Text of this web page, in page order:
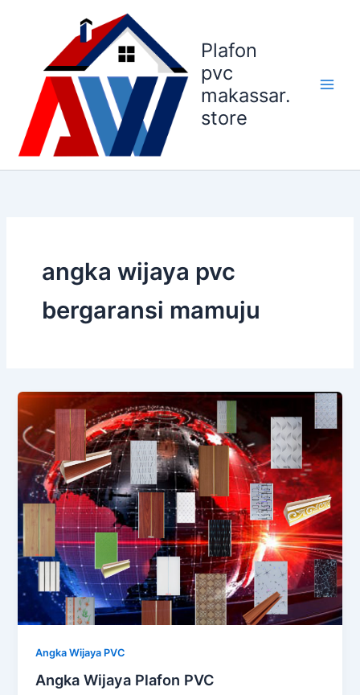
Plafon
pvc
makassar.
store
angka wijaya pvc
bergaransi mamuju
Angka Wijaya PVC
Angka Wijaya Plafon PVC